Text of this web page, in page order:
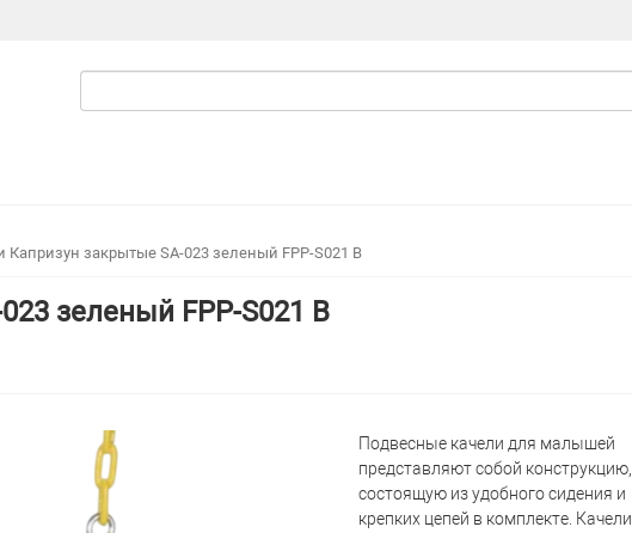
Капризун закрытые SA-023 зеленый FPP-S021 B
зеленый FPP-S021 B
Подвесные качели для малышей
представляют собой конструкцию,
состоящую из удобного сидения и
крепких цепей в комплекте. Качели